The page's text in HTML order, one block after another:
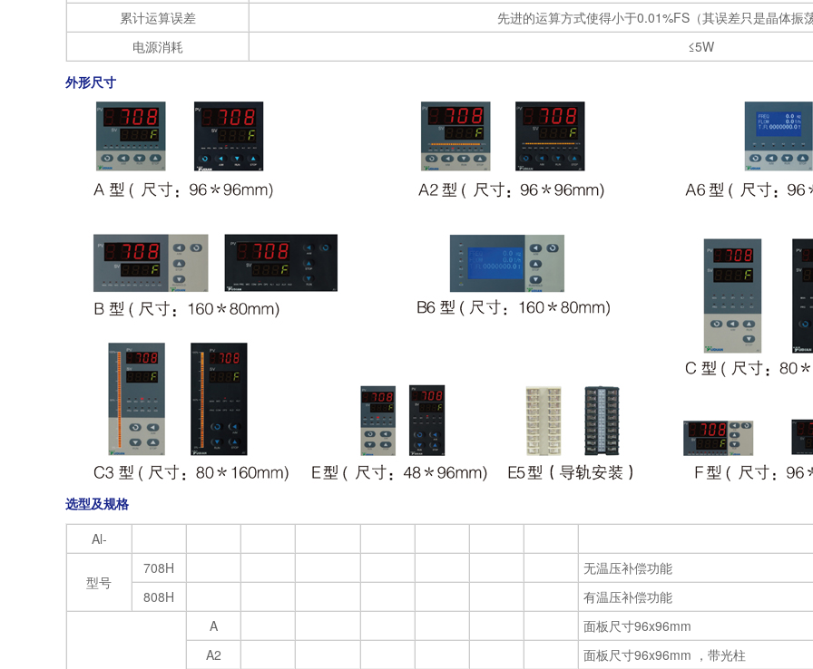
累计运算误差
先进的运算方式使得小于0.01%FS（其误差只是晶体振
电源消耗
≤5W
外形尺寸
选型及规格
Al-
型号
708H
无温压补偿功能
808H
有温压补偿功能
A
面板尺寸96x96mm
A2
面板尺寸96x96mm ，带光柱